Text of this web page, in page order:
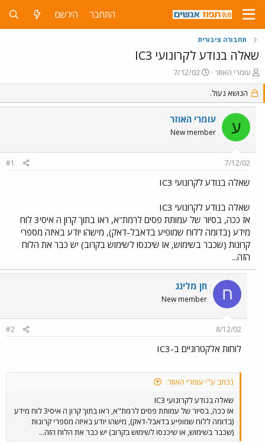
התחבר הירשם
תחבורה ציבורית
שאלה בנודע לקרונועי IC3
פ
ו
ת
ח
נ
עומרי האוזר
פ
ו
ס
ם
ב
ת
ך
7/12/02
הנושא נעול.
ע עומרי האוזר
New member
7/12/02
#1
שאלה בנודע לקרונועי IC3
שאלה בנודע לקרונועי IC3
אז ככה, בסיור של עמותת פסים לרמת"א, ראו בתוך קרון ה איסי3 לוח
מידע (בדומה ללוח שמופיע בדאבל-דאק), מישהו יודע באיזה מספרי
קרונות (שכבר בשימוש, או שיכנסו לשימוש בקרוב) יש כבר את הלוח
הזה...
ח חן מלינג
New member
8/12/02
#2
לוחות אלקטרוניים ב-IC3
נכתב ע"י עומרי האוזר:
שאלה בנודע לקרונועי IC3
אז ככה, בסיור של עמותת פסים לרמת"א, ראו בתוך קרון ה איסי3 לוח מידע
(בדומה ללוח שמופיע בדאבל-דאק), מישהו יודע באיזה מספרי קרונות
(שכבר בשימוש, או שיכנסו לשימוש בקרוב) יש כבר את הלוח הזה...